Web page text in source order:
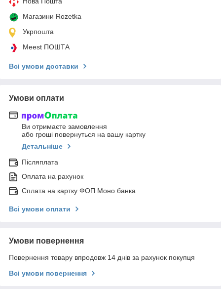
Магазини Rozetka
Укрпошта
Meest ПОШТА
Всі умови доставки
Умови оплати
Ви отримаєте замовлення
або гроші повернуться на вашу картку
Детальніше
Післяплата
Оплата на рахунок
Сплата на картку ФОП Моно банка
Всі умови оплати
Умови повернення
Повернення товару впродовж 14 днів за рахунок покупця
Всі умови повернення